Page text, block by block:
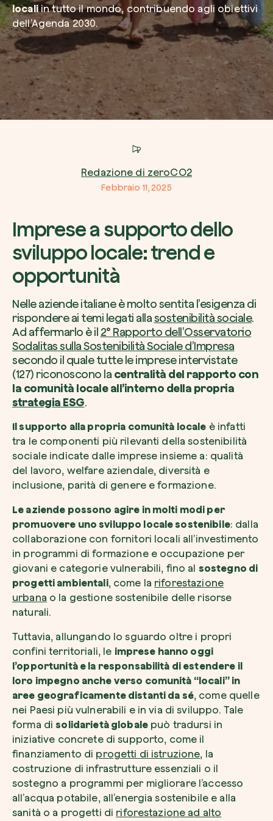
localiin tutto il mondo, contribuendo agli obiettivi
dell’Agenda 2030.
Redazione di zeroCO2
Febbraio 11, 2025
Imprese a supporto dello
sviluppo locale: trend e
opportunità
Nelle aziende italiane è molto sentita l’esigenza di
rispondere ai temi legati allasostenibilità sociale.
Ad affermarlo è il 2° Rapporto dell’Osservatorio
Sodalitas sulla Sostenibilità Sociale d’Impresa
secondo il quale tutte le imprese intervistate
(127) riconoscono la centralità del rapporto con
la comunità locale all’interno della propria
strategia ESG.
Il supporto alla propria comunità locale è infatti
tra le componenti più rilevanti della sostenibilità
sociale indicate dalle imprese insieme a: qualità
del lavoro, welfare aziendale, diversità e
inclusione, parità di genere e formazione.
Le aziende possono agire in molti modi per
promuovere uno sviluppo locale sostenibile: dalla
collaborazione con fornitori locali all’investimento
in programmi di formazione e occupazione per
giovani e categorie vulnerabili, fino al sostegno di
progetti ambientali, come la riforestazione
urbana o la gestione sostenibile delle risorse
naturali.
Tuttavia, allungando lo sguardo oltre i propri
confini territoriali, le imprese hanno oggi
l’opportunità e la responsabilità di estendere il
loro impegno anche verso comunità “locali” in
aree geograficamente distanti da sé, come quelle
nei Paesi più vulnerabili e in via di sviluppo. Tale
forma disolidarietà globalepuò tradursi in
iniziative concrete di supporto, come il
finanziamento di progetti di istruzione, la
costruzione di infrastrutture essenziali o il
sostegno a programmi per migliorare l’accesso
all’acqua potabile, all’energia sostenibile e alla
sanità o a progetti di riforestazione ad alto
Crea la tua foresta
Pianta una foresta in un’area del mondo a
Comincia ora
Pianta un albero
Pianta, adotta o regala un albero. Scegli tra
specie.
Guarda i tuoi alberi crescere dallo spazio
tecnologia satellitare.
Inizia a esplorare
Azienda*
Servizio di interesse
Come possiamo aiutarti?*
Come ci hai conosciuto
Voglio ricevere comunicazioni e
da zeroCO2
Accetto l’informativa sulla Privacy
Invia richiesta
Farti un giro sul nostro magazine